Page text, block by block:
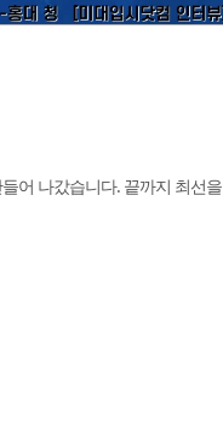
어 나갔습니다. 끝까지 최선을